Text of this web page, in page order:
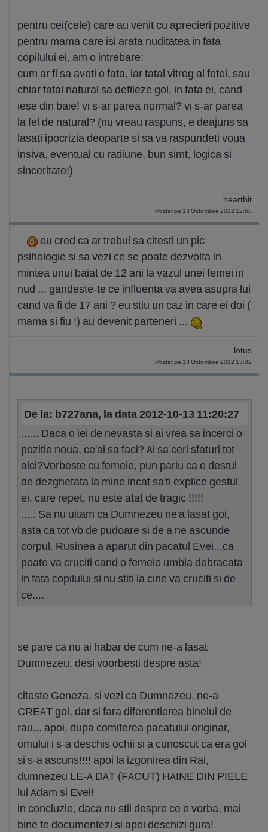
pentru cei(cele) care au venit cu aprecieri pozitive
pentru mama care isi arata nuditatea in fata
copilului ei, am o intrebare:
cum ar fi sa aveti o fata, iar tatal vitreg al fetei, sau
chiar tatal natural sa defileze gol, in fata ei, cand
iese din baie! vi s-ar parea normal? vi s-ar parea
la fel de natural? (nu vreau raspuns, e deajuns sa
lasati ipocrizia deoparte si sa va raspundeti voua
insiva, eventual cu ratiiune, bun simt, logica si
sinceritate!)
heartbit
Postat pe 13 Octombrie 2012 12:58
eu cred ca ar trebui sa citesti un pic
psihologie si sa vezi ce se poate dezvolta in
mintea unui baiat de 12 ani la vazul unei femei in
nud ... gandeste-te ce influenta va avea asupra lui
cand va fi de 17 ani ? eu stiu un caz in care ei doi (
mama si fiu !) au devenit parteneri ...
lotus
Postat pe 13 Octombrie 2012 13:02
De la: b727ana, la data 2012-10-13 11:20:27
...... Daca o iei de nevasta si ai vrea sa incerci o
pozitie noua, ce'ai sa faci? Ai sa ceri sfaturi tot
aici?Vorbeste cu femeie, pun pariu ca e destul
de dezghetata la mine incat sa'ti explice gestul
ei, care repet, nu este atat de tragic !!!!!
..... Sa nu uitam ca Dumnezeu ne'a lasat goi,
asta ca tot vb de pudoare si de a ne ascunde
corpul. Rusinea a aparut din pacatul Evei...ca
poate va cruciti cand o femeie umbla debracata
in fata copilului si nu stiti la cine va cruciti si de
ce....
se pare ca nu ai habar de cum ne-a lasat
Dumnezeu, desi voorbesti despre asta!
citeste Geneza, si vezi ca Dumnezeu, ne-a
CREAT goi, dar si fara diferentierea binelui de
rau... apoi, dupa comiterea pacatului originar,
omului i s-a deschis ochii si a cunoscut ca era gol
si s-a ascuns!!!! apoi la izgonirea din Rai,
dumnezeu LE-A DAT (FACUT) HAINE DIN PIELE
lui Adam si Evei!
in concluzie, daca nu stii despre ce e vorba, mai
bine te documentezi si apoi deschizi gura!